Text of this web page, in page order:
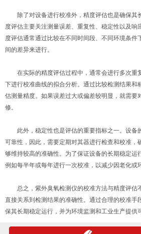
除了对设备进行校准外，精度评估也是确保其
度评估主要关注测量误差、重复性、稳定性以及响
度评估通常通过比较在不同时间段、不同环境条件
间的差异来进行。
在实际的精度评估过程中，通常会进行多次重
下进行校准曲线的拟合分析。通过比较检测结果和
估测量精度。如果误差过大或偏差较明显，就需要
修。
此外，稳定性也是评估的重要指标之一。设备
可靠性，因此，需要定期对其器进行检查和校准，
够维持较高的准确性。为了保证设备的长期稳定运
例如每半年或每年进行一次校准，以减少因老化或
总之，紫外臭氧检测仪的校准方法与精度评估
直接关系到检测结果的准确性。通过合理的校准手
保其长期稳定运行，并为环境监测和工业生产提供